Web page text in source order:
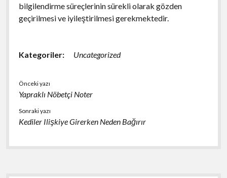
bilgilendirme süreçlerinin sürekli olarak gözden
geçirilmesi ve iyileştirilmesi gerekmektedir.
Kategoriler: Uncategorized
Önceki yazı
Yapraklı Nöbetçi Noter
Sonraki yazı
Kediler Ilişkiye Girerken Neden Bağırır